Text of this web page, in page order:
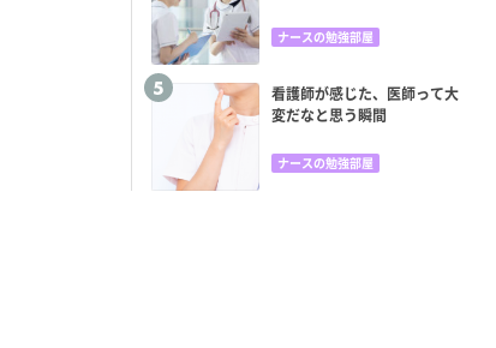
ナースの勉強部屋
看護師が感じた、医師って大
変だなと思う瞬間
ナースの勉強部屋